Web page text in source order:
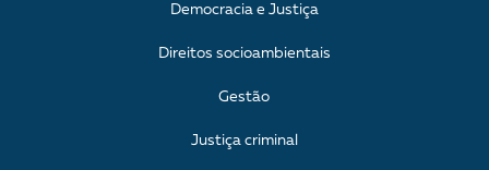
Democracia e Justiça
Direitos socioambientais
Gestão
Justiça criminal